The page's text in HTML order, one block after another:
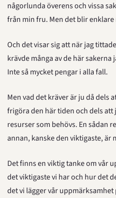
någorlunda överens och vissa
från min fru. Men det blir
Och det visar sig att när jag
krävde många av de här
Inte så mycket pengar i alla fall.
Men vad det kräver är ju då dels
frigöra den här tiden och dels att
resurser som behövs. En sådan
annan, kanske den viktigaste, är
Det finns en viktig tanke om vår
det viktigaste vi har och hur det
det vi lägger vår uppmärksamhet